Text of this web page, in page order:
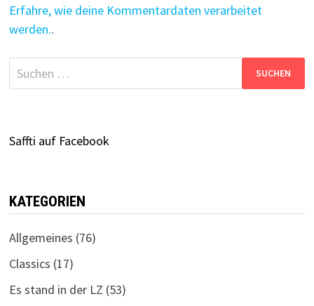
Erfahre, wie deine Kommentardaten verarbeitet
werden..
Suchen
nach:
Saffti auf Facebook
KATEGORIEN
Allgemeines (76)
Classics (17)
Es stand in der LZ (53)